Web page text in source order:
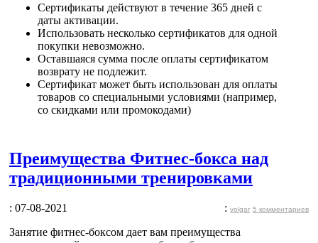
Сертификаты действуют в течение 365 дней с
даты активации.
Использовать несколько сертификатов для одной
покупки невозможно.
Оставшаяся сумма после оплаты сертификатом
возврату не подлежит.
Сертификат может быть использован для оплаты
товаров со специальными условиями (например,
со скидками или промокодами)
Преимущества Фитнес-бокса над
традиционными тренировками
: 07-08-2021 : volgar 5 комментариев
Занятие фитнес-боксом дает вам преимущества